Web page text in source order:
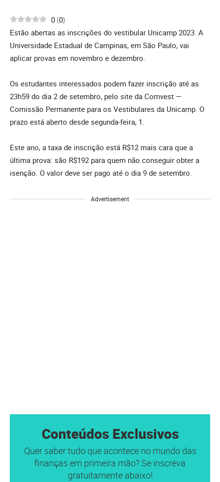
0 (0)
Estão abertas as inscrições do vestibular Unicamp 2023. A
Universidade Estadual de Campinas, em São Paulo, vai
aplicar provas em novembro e dezembro.
Os estudantes interessados podem fazer inscrição até as
23h59 do dia 2 de setembro, pelo site da Comvest —
Comissão Permanente para os Vestibulares da Unicamp. O
prazo está aberto desde segunda-feira, 1.
Este ano, a taxa de inscrição está R$12 mais cara que a
última prova: são R$192 para quem não conseguir obter a
isenção. O valor deve ser pago até o dia 9 de setembro.
Advertisement
Conteúdos Exclusivos
Quer saber tudo que acontece no mundo das
finanças em primeira mão? Se inscreva
gratuitamente abaixo!